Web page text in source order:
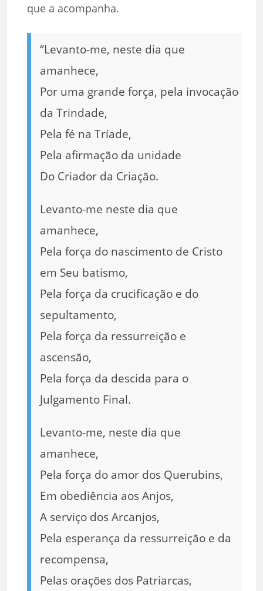
que a acompanha.
“Levanto-me, neste dia que
amanhece,
Por uma grande força, pela invocação
da Trindade,
Pela fé na Tríade,
Pela afirmação da unidade
Do Criador da Criação.
Levanto-me neste dia que
amanhece,
Pela força do nascimento de Cristo
em Seu batismo,
Pela força da crucificação e do
sepultamento,
Pela força da ressurreição e
ascensão,
Pela força da descida para o
Julgamento Final.
Levanto-me, neste dia que
amanhece,
Pela força do amor dos Querubins,
Em obediência aos Anjos,
A serviço dos Arcanjos,
Pela esperança da ressurreição e da
recompensa,
Pelas orações dos Patriarcas,